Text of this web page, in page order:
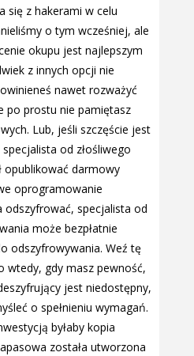
się z hakerami w celu
o tym wcześniej, ale
okupu jest najlepszym
z innych opcji nie
nawet rozważyć
po prostu nie pamiętasz
Lub, jeśli szczęście jest
od złośliwego
opublikować darmowy
oprogramowanie
odszyfrować, specjalista od
może bezpłatnie
odszyfrowywania. Weź tę
wtedy, gdy masz pewność,
jest niedostępny,
o spełnieniu wymagań.
byłaby kopia
została utworzona